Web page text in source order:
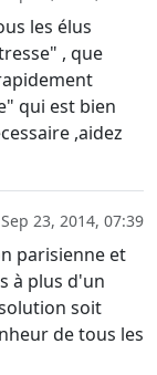
les élus
, que
qui est bien
,aidez
Sep 23, 2014, 07:39
parisienne et
à plus d'un
soit
de tous les